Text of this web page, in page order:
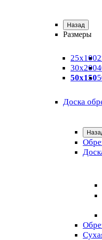
Назад
Размеры
25х100
30х200
50х150
Доска